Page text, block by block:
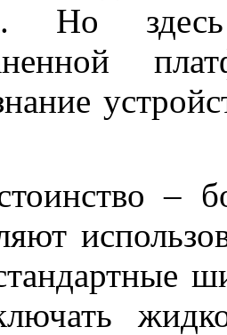
Но
–